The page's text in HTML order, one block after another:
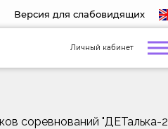
Версия для слабовидящих
Личный кабинет
соревнований "ДЕТалька-